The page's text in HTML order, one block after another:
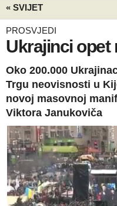
« SVIJET
PROSVJEDI
Ukrajinci opet
Oko 200.000
Trgu neovisnosti u
novoj masovnoj
Viktora Janukoviča